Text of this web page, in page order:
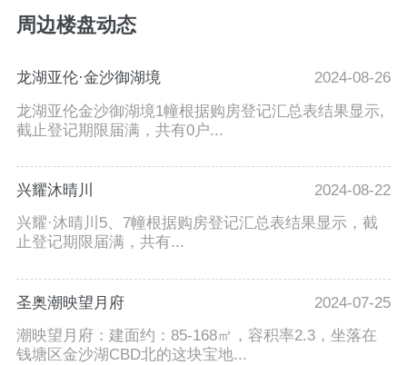
周边楼盘动态
龙湖亚伦·金沙御湖境
2024-08-26
龙湖亚伦金沙御湖境1幢根据购房登记汇总表结果显示,
截止登记期限届满，共有0户...
兴耀沐晴川
2024-08-22
兴耀·沐晴川5、7幢根据购房登记汇总表结果显示，截
止登记期限届满，共有...
圣奥潮映望月府
2024-07-25
潮映望月府：建面约：85-168㎡，容积率2.3，坐落在
钱塘区金沙湖CBD北的这块宝地...